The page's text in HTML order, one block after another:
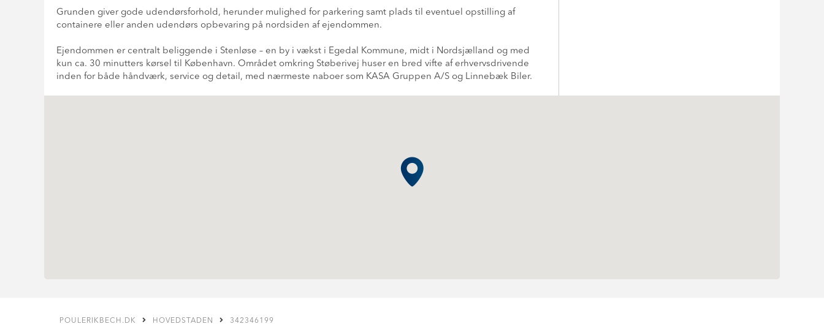
Grunden giver gode udendørsforhold, herunder mulighed for parkering samt plads til eventuel opstilling af
containere eller anden udendørs opbevaring på nordsiden af ejendommen.
Ejendommen er centralt beliggende i Stenløse – en by i vækst i Egedal Kommune, midt i Nordsjælland og med
kun ca. 30 minutters kørsel til København. Området omkring Støberivej huser en bred vifte af erhvervsdrivende
inden for både håndværk, service og detail, med nærmeste naboer som KASA Gruppen A/S og Linnebæk Biler.
POULERIKBECH.DK HOVEDSTADEN 342346199